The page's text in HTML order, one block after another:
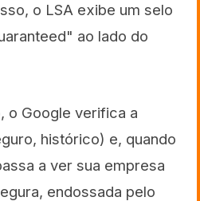
o LSA exibe um selo
ao lado do
o Google verifica a
histórico) e, quando
a ver sua empresa
endossada pelo